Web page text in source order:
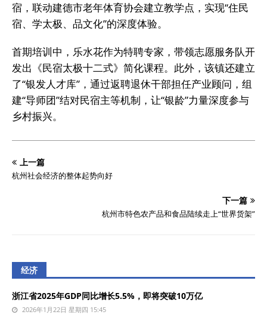
宿，联动建德市老年体育协会建立教学点，实现“住民
宿、学太极、品文化”的深度体验。
首期培训中，乐水花作为特聘专家，带领志愿服务队开
发出《民宿太极十二式》简化课程。此外，该镇还建立
了“银发人才库”，通过返聘退休干部担任产业顾问，组
建“导师团”结对民宿主等机制，让“银龄”力量深度参与
乡村振兴。
上一篇
杭州社会经济的整体起势向好
下一篇
杭州市特色农产品和食品陆续走上“世界货架”
经济
浙江省2025年GDP同比增长5.5%，即将突破10万亿
2026年1月22日 星期四 15:45